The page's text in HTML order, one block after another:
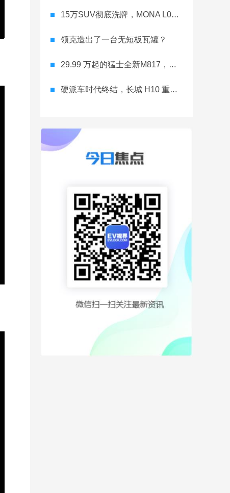
15万SUV彻底洗牌，MONA L03直接降维打击
领克造出了一台无短板瓦罐？
29.99 万起的猛士全新M817，从此越野不靠老司机
硬派车时代终结，长城 H10 重新洗牌